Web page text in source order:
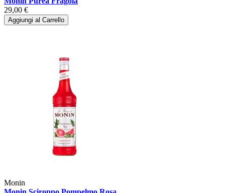
29,00 €
Aggiungi al Carrello
Monin